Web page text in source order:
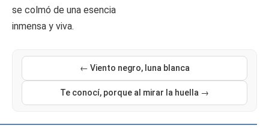
se colmó de una esencia
inmensa y viva.
← Viento negro, luna blanca
Te conocí, porque al mirar la huella →